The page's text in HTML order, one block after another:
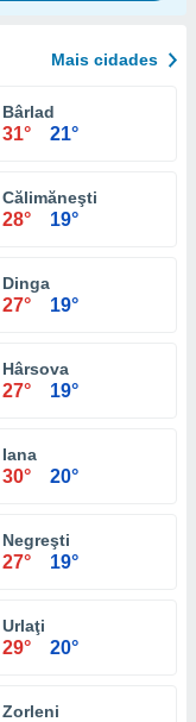
Mais cidades
Bârlad
31° 21°
Călimăneşti
28° 19°
Dinga
27° 19°
Hârsova
27° 19°
Iana
30° 20°
Negreşti
27° 19°
Urlaţi
29° 20°
Zorleni